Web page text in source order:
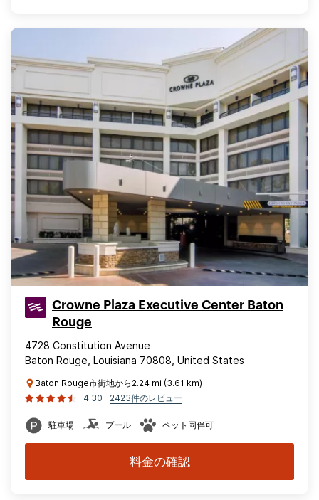
Crowne Plaza Executive Center Baton
Rouge
4728 Constitution Avenue
Baton Rouge, Louisiana 70808, United States
Baton Rouge市街地から2.24 mi (3.61 km)
4.30
2423件のレビュー
駐車場 プール ペット同伴可
料金の確認